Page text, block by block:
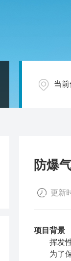
当前
防爆
更新
项目背景
挥发
为了